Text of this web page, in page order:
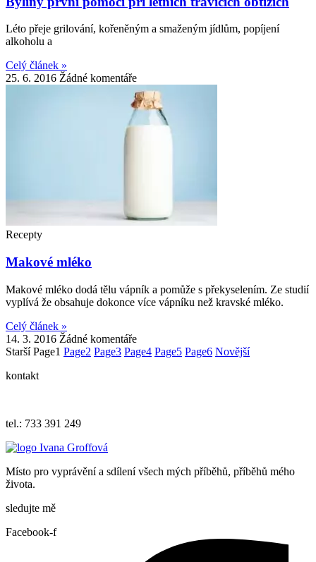
Léto přeje grilování, kořeněným a smaženým jídlům, popíjení
alkoholu a
Celý článek »
25. 6. 2016 Žádné komentáře
Recepty
Makové mléko
Makové mléko dodá tělu vápník a pomůže s překyselením. Ze studií
vyplívá že obsahuje dokonce více vápníku než kravské mléko.
Celý článek »
14. 3. 2016 Žádné komentáře
Starší Page1 Page2 Page3 Page4 Page5 Page6 Novější
kontakt
tel.: 733 391 249
Místo pro vyprávění a sdílení všech mých příběhů, příběhů mého
života.
sledujte mě
Facebook-f